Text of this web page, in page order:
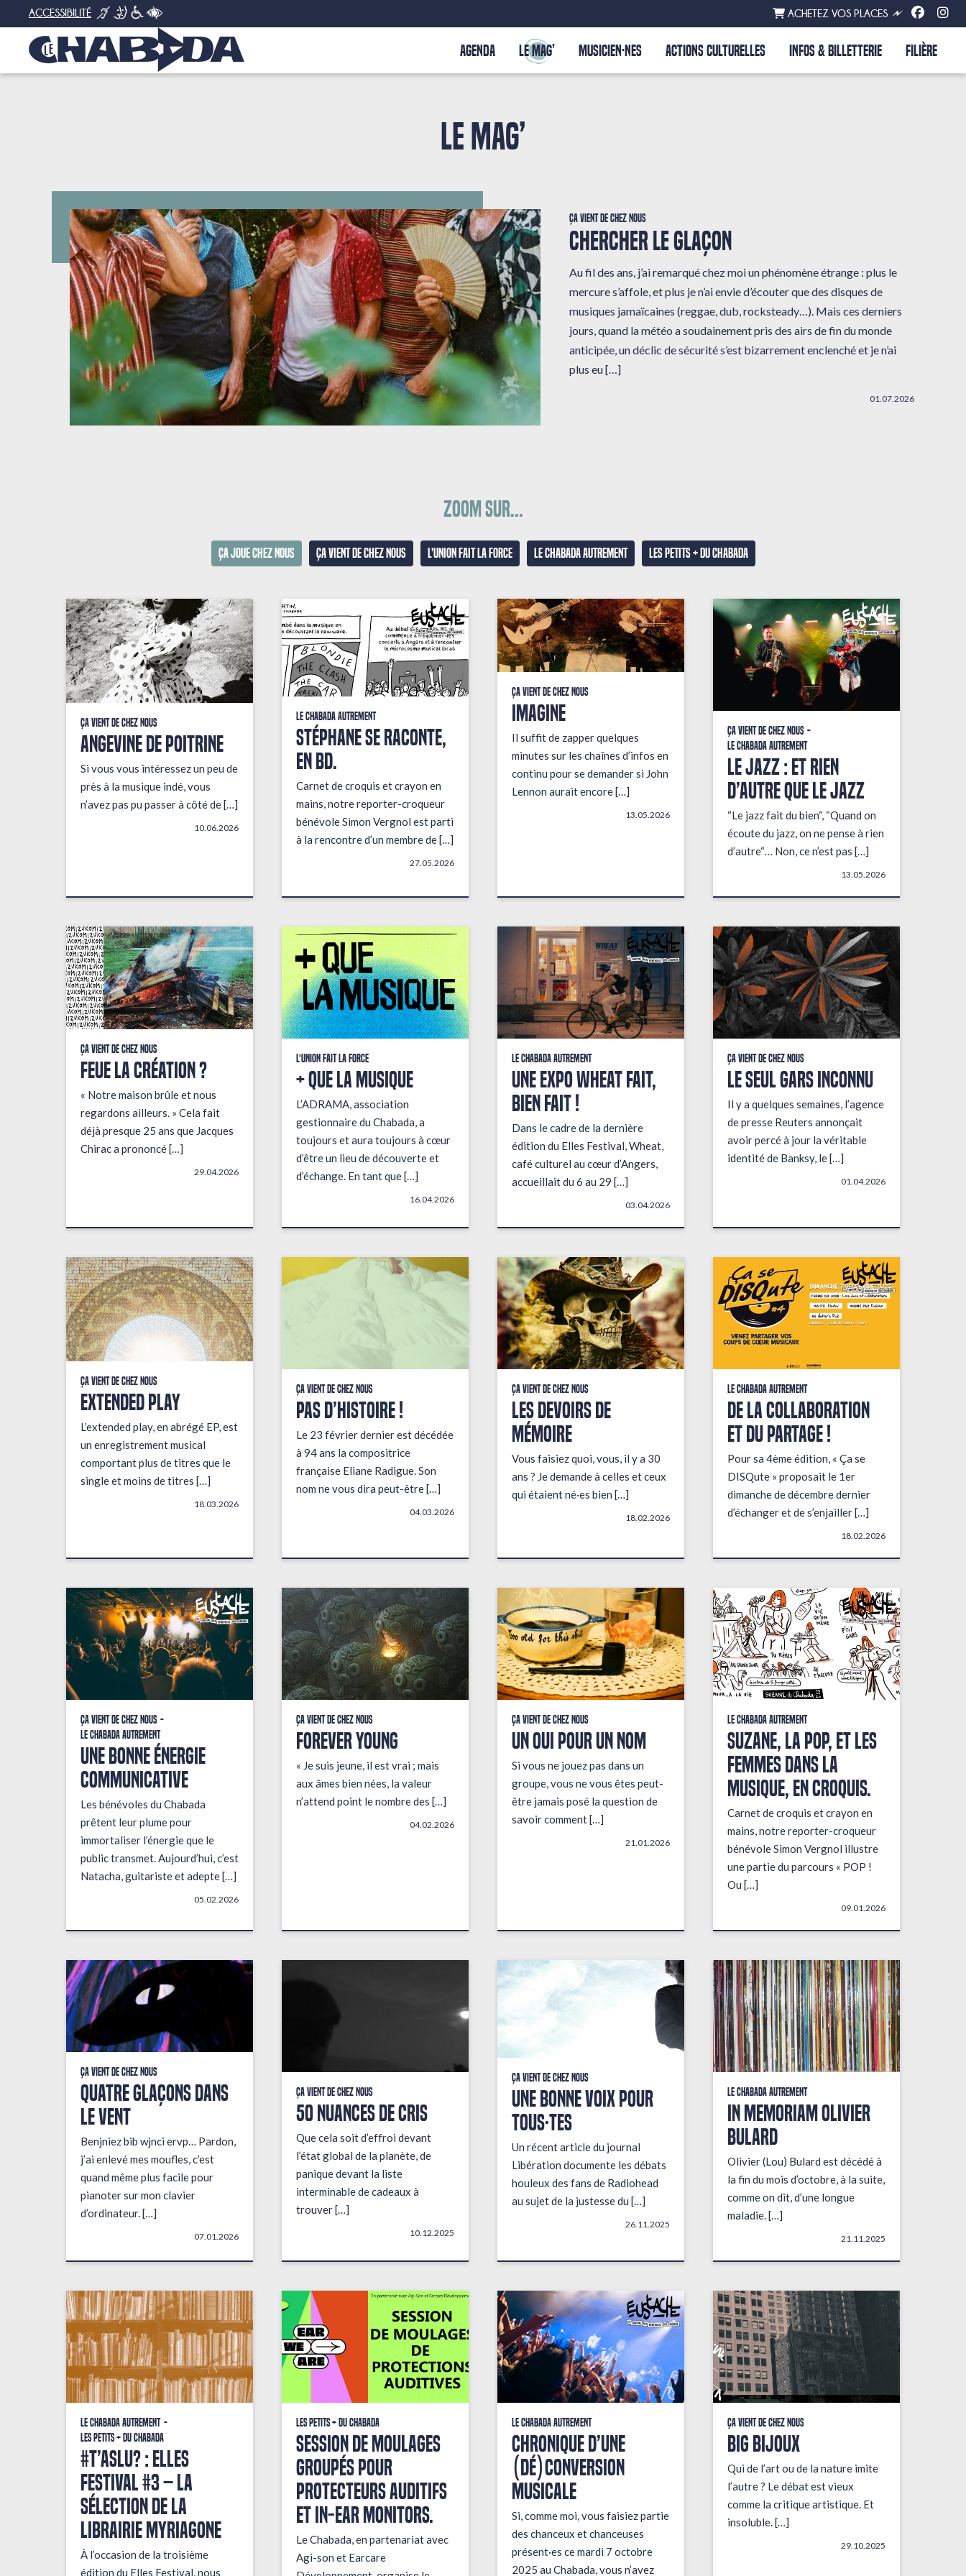
ACCESSIBILITÉ ACHETEZ VOS PLACES
AGENDA LE MAG’ MUSICIEN·NES ACTIONS CULTURELLES INFOS & BILLETTERIE FILIÈRE
LE MAG’
Ça vient de chez nous
CHERCHER LE GLAÇON
Au fil des ans, j’ai remarqué chez moi un phénomène étrange : plus le
mercure s’affole, et plus je n’ai envie d’écouter que des disques de
musiques jamaïcaines (reggae, dub, rocksteady…). Mais ces derniers
jours, quand la météo a soudainement pris des airs de fin du monde
anticipée, un déclic de sécurité s’est bizarrement enclenché et je n’ai
plus eu […]
01.07.2026
Zoom sur...
Ça joue chez nous Ça vient de chez nous L'union fait la force Le Chabada autrement Les petits + du Chabada
Ça vient de chez nous
ANGEVINE DE POITRINE
Si vous vous intéressez un peu de
près à la musique indé, vous
n’avez pas pu passer à côté de […]
10.06.2026
Le Chabada autrement
STÉPHANE SE RACONTE,
EN BD.
Carnet de croquis et crayon en
mains, notre reporter-croqueur
bénévole Simon Vergnol est parti
à la rencontre d’un membre de […]
27.05.2026
Ça vient de chez nous
IMAGINE
Il suffit de zapper quelques
minutes sur les chaînes d’infos en
continu pour se demander si John
Lennon aurait encore […]
13.05.2026
Ça vient de chez nous
Le Chabada autrement
LE JAZZ : ET RIEN
D’AUTRE QUE LE JAZZ
“Le jazz fait du bien“, “Quand on
écoute du jazz, on ne pense à rien
d’autre“… Non, ce n’est pas […]
13.05.2026
Ça vient de chez nous
FEUE LA CRÉATION ?
« Notre maison brûle et nous
regardons ailleurs. » Cela fait
déjà presque 25 ans que Jacques
Chirac a prononcé […]
29.04.2026
L'union fait la force
+ que la musique
L’ADRAMA, association
gestionnaire du Chabada, a
toujours et aura toujours à cœur
d’être un lieu de découverte et
d’échange. En tant que […]
16.04.2026
Le Chabada autrement
Une expo wheat fait,
bien fait !
Dans le cadre de la dernière
édition du Elles Festival, Wheat,
café culturel au cœur d’Angers,
accueillait du 6 au 29 […]
03.04.2026
Ça vient de chez nous
LE SEUL GARS INCONNU
Il y a quelques semaines, l’agence
de presse Reuters annonçait
avoir percé à jour la véritable
identité de Banksy, le […]
01.04.2026
Ça vient de chez nous
EXTENDED PLAY
L’extended play, en abrégé EP, est
un enregistrement musical
comportant plus de titres que le
single et moins de titres […]
18.03.2026
Ça vient de chez nous
PAS D’HISTOIRE !
Le 23 février dernier est décédée
à 94 ans la compositrice
française Eliane Radigue. Son
nom ne vous dira peut-être […]
04.03.2026
Ça vient de chez nous
LES DEVOIRS DE
MÉMOIRE
Vous faisiez quoi, vous, il y a 30
ans ? Je demande à celles et ceux
qui étaient né·es bien […]
18.02.2026
Le Chabada autrement
De la collaboration
et du partage !
Pour sa 4ème édition, « Ça se
DISQute » proposait le 1er
dimanche de décembre dernier
d’échanger et de s’enjailler […]
18.02.2026
Ça vient de chez nous
Le Chabada autrement
une bonne énergie
communicative
Les bénévoles du Chabada
prêtent leur plume pour
immortaliser l’énergie que le
public transmet. Aujourd’hui, c’est
Natacha, guitariste et adepte […]
05.02.2026
Ça vient de chez nous
FOREVER YOUNG
« Je suis jeune, il est vrai ; mais
aux âmes bien nées, la valeur
n’attend point le nombre des […]
04.02.2026
Ça vient de chez nous
UN OUI POUR UN NOM
Si vous ne jouez pas dans un
groupe, vous ne vous êtes peut-
être jamais posé la question de
savoir comment […]
21.01.2026
Le Chabada autrement
Suzane, la pop, et les
femmes dans la
musique, en croquis.
Carnet de croquis et crayon en
mains, notre reporter-croqueur
bénévole Simon Vergnol illustre
une partie du parcours « POP !
Ou […]
09.01.2026
Ça vient de chez nous
QUATRE GLAÇONS DANS
LE VENT
Benjniez bib wjnci ervp… Pardon,
j’ai enlevé mes moufles, c’est
quand même plus facile pour
pianoter sur mon clavier
d’ordinateur. […]
07.01.2026
Ça vient de chez nous
50 NUANCES DE CRIS
Que cela soit d’effroi devant
l’état global de la planète, de
panique devant la liste
interminable de cadeaux à
trouver […]
10.12.2025
Ça vient de chez nous
UNE BONNE VOIX POUR
TOUS·TES
Un récent article du journal
Libération documente les débats
houleux des fans de Radiohead
au sujet de la justesse du […]
26.11.2025
Le Chabada autrement
In Memoriam Olivier
Bulard
Olivier (Lou) Bulard est décédé à
la fin du mois d’octobre, à la suite,
comme on dit, d’une longue
maladie. […]
21.11.2025
Le Chabada autrement
Les petits + du Chabada
#T’AsLu? : ELLES
FESTIVAL #3 – La
sélection de la
librairie Myriagone
À l’occasion de la troisième
édition du Elles Festival, nous
Les petits + du Chabada
Session de moulages
groupés pour
protecteurs auditifs
et in-ear monitors.
Le Chabada, en partenariat avec
Agi-son et Earcare
Le Chabada autrement
Chronique d’une
(dé)conversion
musicale
Si, comme moi, vous faisiez partie
des chanceux et chanceuses
présent·es ce mardi 7 octobre
2025 au Chabada, vous n’avez
Ça vient de chez nous
BIG BIJOUX
Qui de l’art ou de la nature imite
l’autre ? Le débat est vieux
comme la critique artistique. Et
insoluble. […]
29.10.2025